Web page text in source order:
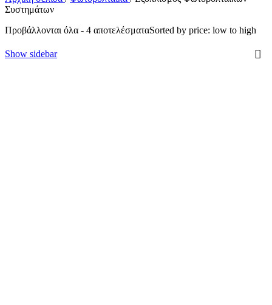
Συστημάτων
Προβάλλονται όλα - 4 αποτελέσματαSorted by price: low to high
Show sidebar